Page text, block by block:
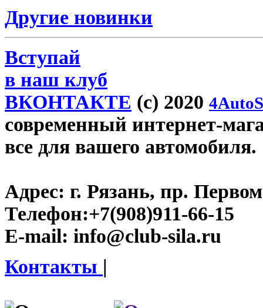
Другие новинки
Вступай
в наш клуб
ВКОНТАКТЕ (c) 2020
современный интернет-
все для вашего автомобиля.
Адрес: г. Рязань, пр.
Телефон:+7(908)911-66-15
E-mail: info@club-sila.ru
Контакты |